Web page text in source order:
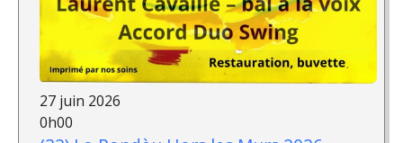
27 juin 2026
0h00